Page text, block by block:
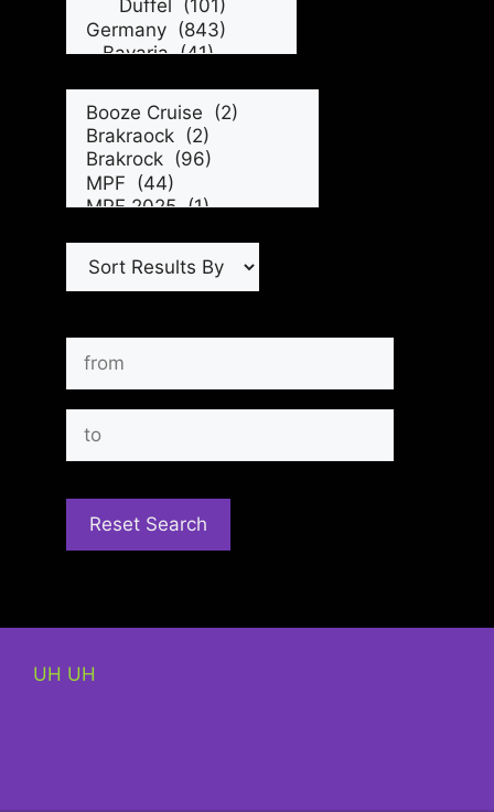
UH UH